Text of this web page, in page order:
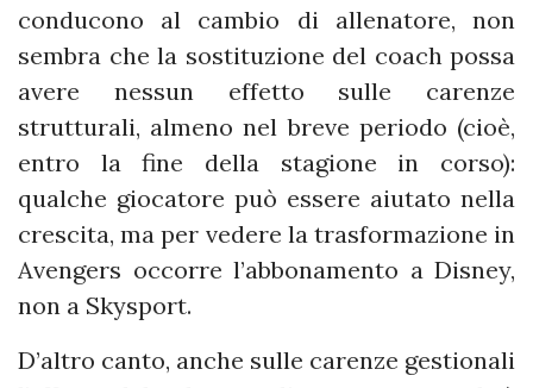
conducono al cambio di allenatore, non
sembra che la sostituzione del coach possa
avere nessun effetto sulle carenze
strutturali, almeno nel breve periodo (cioè,
entro la fine della stagione in corso):
qualche giocatore può essere aiutato nella
crescita, ma per vedere la trasformazione in
Avengers occorre l’abbonamento a Disney,
non a Skysport.
D’altro canto, anche sulle carenze gestionali